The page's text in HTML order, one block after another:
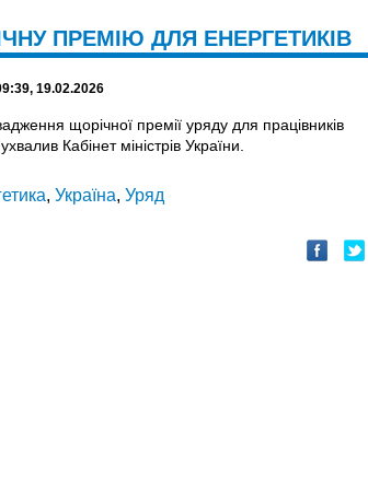
ПРЕМІЮ ДЛЯ ЕНЕРГЕТИКІВ
19.02.2026
щорічної премії уряду для працівників
Кабінет міністрів України.
, Україна, Уряд